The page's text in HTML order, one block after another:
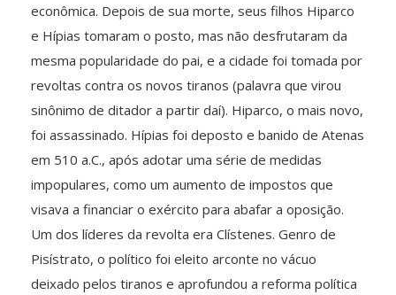
econômica. Depois de sua morte, seus filhos Hiparco
e Hípias tomaram o posto, mas não desfrutaram da
mesma popularidade do pai, e a cidade foi tomada por
revoltas contra os novos tiranos (palavra que virou
sinônimo de ditador a partir daí). Hiparco, o mais novo,
foi assassinado. Hípias foi deposto e banido de Atenas
em 510 a.C., após adotar uma série de medidas
impopulares, como um aumento de impostos que
visava a financiar o exército para abafar a oposição.
Um dos líderes da revolta era Clístenes. Genro de
Pisístrato, o político foi eleito arconte no vácuo
deixado pelos tiranos e aprofundou a reforma política